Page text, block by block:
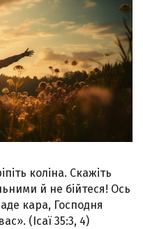
коліна. Скажіть
й не бійтеся! Ось
кара, Господня
(Ісаї 35:3, 4)